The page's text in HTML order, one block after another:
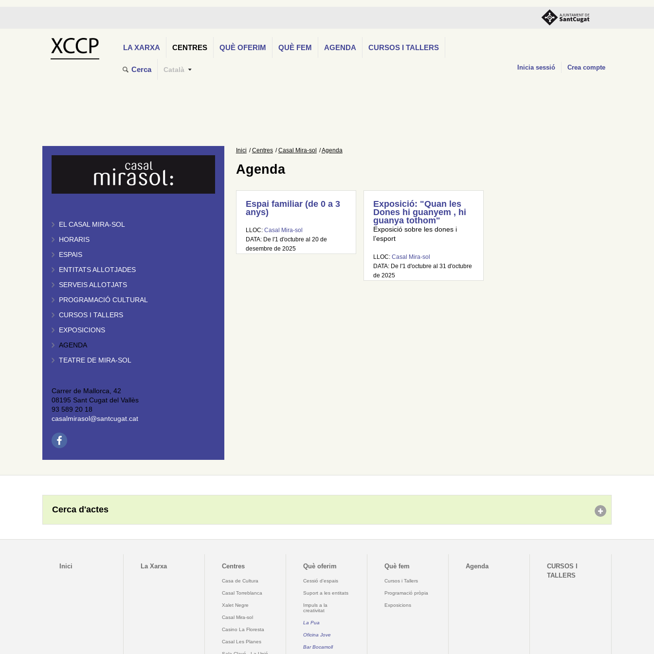
LA XARXA CENTRES QUÈ OFERIM QUÈ FEM AGENDA CURSOS I TALLERS
Cerca Català Inicia sessió Crea compte
EL CASAL MIRA-SOL
HORARIS
ESPAIS
ENTITATS ALLOTJADES
SERVEIS ALLOTJATS
PROGRAMACIÓ CULTURAL
CURSOS I TALLERS
EXPOSICIONS
AGENDA
TEATRE DE MIRA-SOL
Carrer de Mallorca, 42
08195 Sant Cugat del Vallès
93 589 20 18
casalmirasol@santcugat.cat
Inici Centres Casal Mira-sol Agenda
Agenda
Espai familiar (de 0 a 3
anys)
LLOC: Casal Mira-sol
DATA: De l'1 d'octubre al 20 de
desembre de 2025
Exposició: "Quan les
Dones hi guanyem , hi
guanya tothom"
Exposició sobre les dones i
l’esport
LLOC:Casal Mira-sol
DATA: De l'1 d'octubre al 31 d'octubre
de 2025
Cerca d'actes
Inici La Xarxa Centres
Casa de Cultura
Casal Torreblanca
Xalet Negre
Casal Mira-sol
Casino La Floresta
Casal Les Planes
Què oferim
Cessió d'espais
Suport a les entitats
Impuls a la
creativitat
La Pua
Oficina Jove
Bar Bocamoll
Què fem
Cursos i Tallers
Programació pròpia
Exposicions
Agenda
CURSOS I
TALLERS